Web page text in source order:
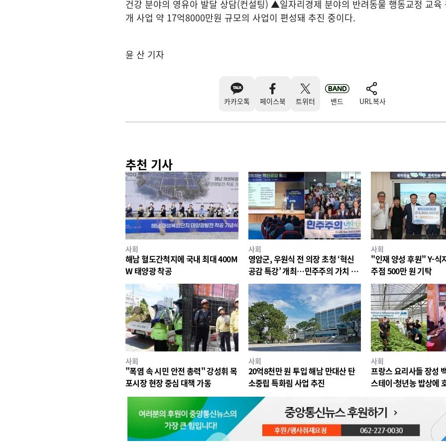
건강 분야의 영유아 발달 상담(컨설팅) ▲일자리경제 분야의 반려동물 행동교정 교육
개 사업 약 17억8000만원 규모의 사업이 편성돼 추진 중이다.
윤 산 기자
카카오톡 페이스북 트위터 밴드 URL복사
추천 기사
사회
해남 혈도간척지에 국내 최대 400M
W 태양광 착공
사회
영암군, 우원식 전 의장 초청 ‘혁신
공감 특강’ 개최…민주주의 가치 공
유
사회
"인재 양성 후원" Y-식
주점 500만 원 기탁
사회
"폭염 속 시민 안전 총력" 강성휘 목
포시장 현장 중심 대책 가동
사회
20억8천만 원 투입 해남 만대산 탄
소중립 특화림 사업 추진
사회
프랑스 요리사들 장성
스테이·청년농 밥상에